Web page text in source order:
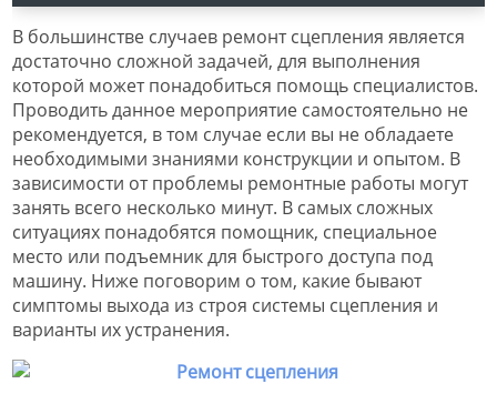
В большинстве случаев ремонт сцепления является
достаточно сложной задачей, для выполнения
которой может понадобиться помощь специалистов.
Проводить данное мероприятие самостоятельно не
рекомендуется, в том случае если вы не обладаете
необходимыми знаниями конструкции и опытом. В
зависимости от проблемы ремонтные работы могут
занять всего несколько минут. В самых сложных
ситуациях понадобятся помощник, специальное
место или подъемник для быстрого доступа под
машину. Ниже поговорим о том, какие бывают
симптомы выхода из строя системы сцепления и
варианты их устранения.